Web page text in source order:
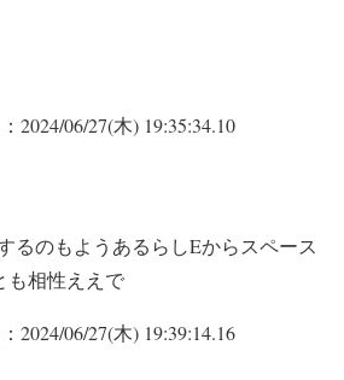
：2024/06/27(木) 19:35:34.10
るのもようあるらしEからスペース
も相性ええで
：2024/06/27(木) 19:39:14.16